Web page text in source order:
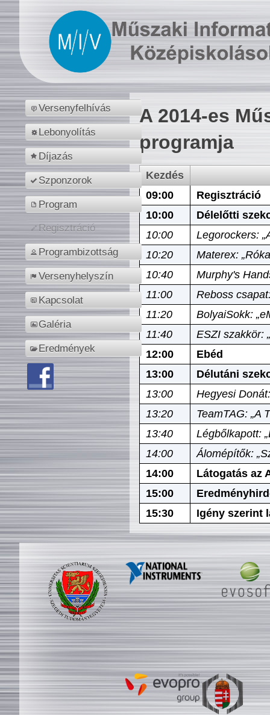
Versenyfelhívás
Lebonyolítás
Díjazás
Szponzorok
Program
Regisztráció
Programbizottság
Versenyhelyszín
Kapcsolat
Galéria
Eredmények
A 2014-es
programja
Kezdés
09:00
Regisztráció
10:00
Délelőtti
10:00
Legorockers:
10:20
Materex:
10:40
Murphy's
11:00
Reboss
11:20
BolyaiSokk:
11:40
ESZI szakkör:
12:00
Ebéd
13:00
Délutáni
13:00
Hegyesi
13:20
TeamTAG: „A
13:40
Légbőlkapott:
14:00
Álomépítők:
14:00
Látogatás az
15:00
15:30
Igény szerint